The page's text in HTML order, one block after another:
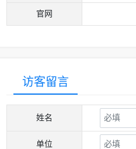
官网
访客留言
姓名
单位